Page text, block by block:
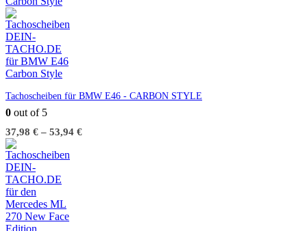
Tachoscheiben für BMW E46 - CARBON STYLE
0 out of 5
37,98 € – 53,94 €